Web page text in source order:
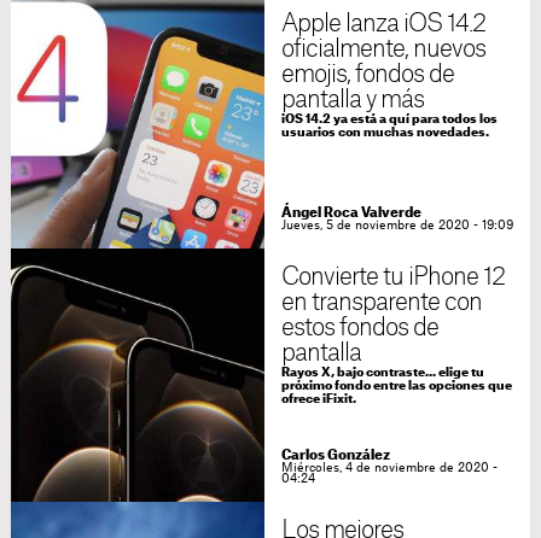
Apple lanza iOS 14.2
oficialmente, nuevos
emojis, fondos de
pantalla y más
iOS 14.2 ya está a quí para todos los
usuarios con muchas novedades.
Ángel Roca Valverde
Jueves, 5 de noviembre de 2020 - 19:09
Convierte tu iPhone 12
en transparente con
estos fondos de
pantalla
Rayos X, bajo contraste... elige tu
próximo fondo entre las opciones que
ofrece iFixit.
Carlos González
Miércoles, 4 de noviembre de 2020 -
04:24
Los mejores